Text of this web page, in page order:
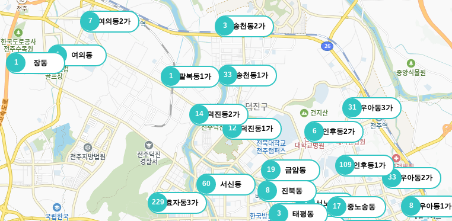
19 금암동
12 덕진동1가
14 덕진동2가
33 송천동1가
3 송천동2가
1 여의동
7 여의동2가
8 우아동1가
33 우아동2가
31 우아동3가
109 인후동1가
6 인후동2가
1 장동
2 서노송동
60 서신동
8 진북동
1 팔복동1가
17 중노송동
3 태평동
229 효자동3가